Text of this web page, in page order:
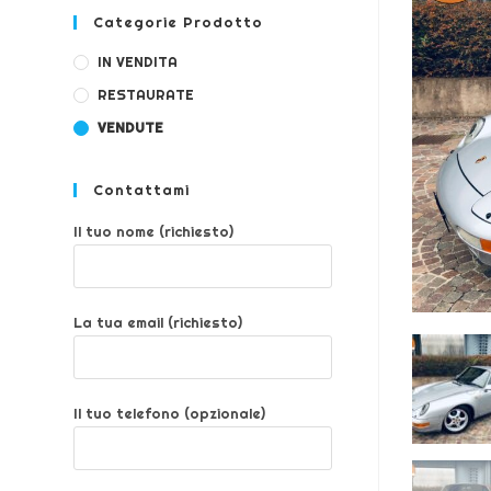
Categorie Prodotto
IN VENDITA
RESTAURATE
VENDUTE
Contattami
Il tuo nome (richiesto)
La tua email (richiesto)
Il tuo telefono (opzionale)